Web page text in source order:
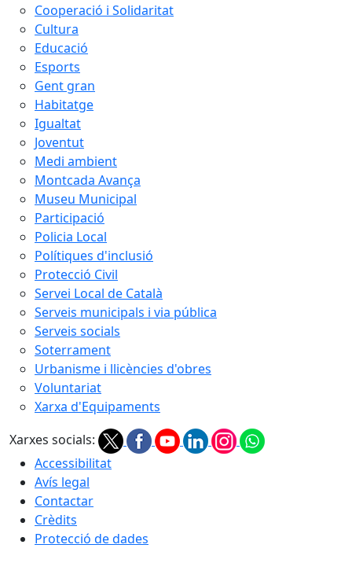
Cooperació i Solidaritat
Cultura
Educació
Esports
Gent gran
Habitatge
Igualtat
Joventut
Medi ambient
Montcada Avança
Museu Municipal
Participació
Policia Local
Polítiques d'inclusió
Protecció Civil
Servei Local de Català
Serveis municipals i via pública
Serveis socials
Soterrament
Urbanisme i llicències d'obres
Voluntariat
Xarxa d'Equipaments
Xarxes socials:
Accessibilitat
Avís legal
Contactar
Crèdits
Protecció de dades